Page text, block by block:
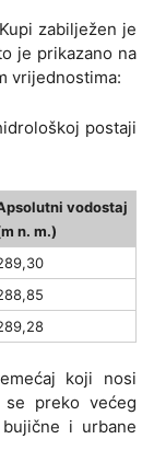
zabilježen je
je prikazano na
vrijednostima:
postaji
vodostaj
n. m.)
koji nosi
preko većeg
i urbane